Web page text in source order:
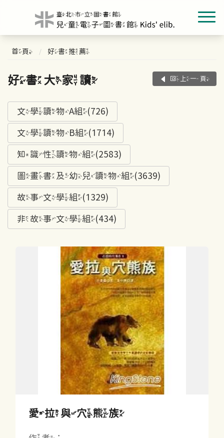
首頁 好書推薦
好書大家讀 回上一頁
文學讀物A組(726)
文學讀物B組(1714)
知識性讀物組(2583)
圖畫書及幼兒讀物組(3639)
故事文學組(1329)
非故事文學組(434)
愛拉與穴熊族